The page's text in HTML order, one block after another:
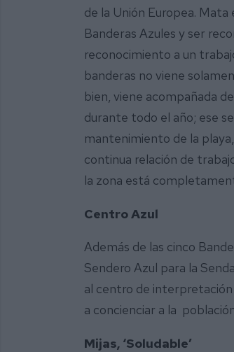
de la Unión Europea.
Banderas Azules y ser
reconocimiento a un
banderas no viene
bien, viene acompañada
durante todo el año; ese
mantenimiento de la
continua relación de
la zona está
Centro Azul
Además de las cinco
Sendero Azul para la
al centro de
a concienciar a la
Mijas, ‘Soludable’